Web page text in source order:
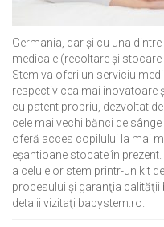
Germania, dar și cu una
medicale (recoltare şi
Stem va oferi un serviciu
respectiv cea mai inovatoare
cu patent propriu, dezvoltat
cele mai vechi bănci de
oferă acces copilului la mai
eşantioane stocate în
a celulelor stem printr-un kit
procesului şi garanţia calităţii
detalii vizitaţi babystem.ro.